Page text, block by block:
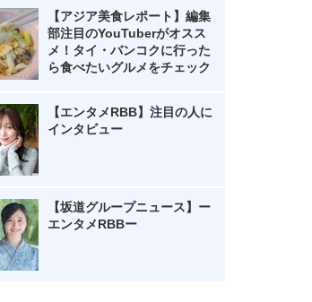
【アジア美食レポート】編集
部注目のYouTuberがオスス
メ！タイ・バンコクに行った
ら食べたいグルメをチェック
【エンタメRBB】注目の人に
インタビュー
【坂道グループニュース】ー
エンタメRBBー